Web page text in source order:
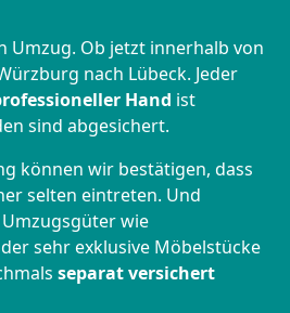
Umzug. Ob jetzt innerhalb von
nach Lübeck. Jeder
Hand ist
sind abgesichert.
können wir bestätigen, dass
selten eintreten. Und
wie
sehr exklusive Möbelstücke
separat versichert